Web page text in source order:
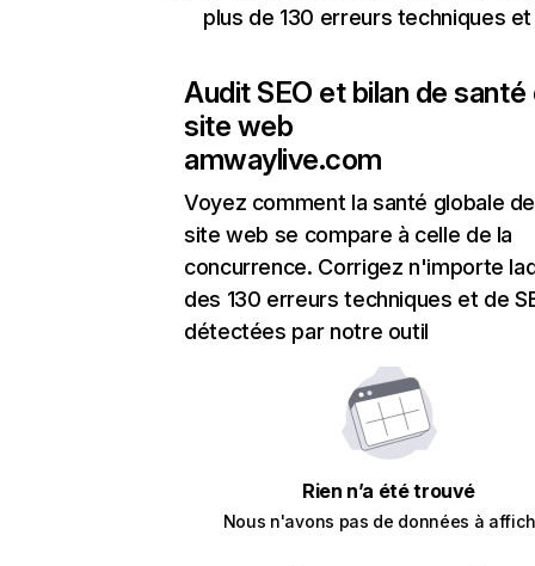
plus de 130 erreurs techniques et
Audit SEO et bilan de santé
site web
amwaylive.com
Voyez comment la santé globale
site web se compare à celle de la
concurrence. Corrigez n'importe
des 130 erreurs techniques et de
détectées par notre outil
Rien n’a été trouvé
Nous n'avons pas de données à